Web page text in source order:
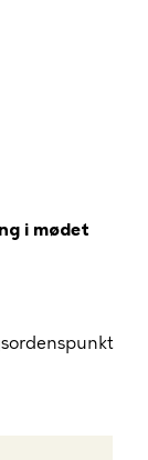
i mødet